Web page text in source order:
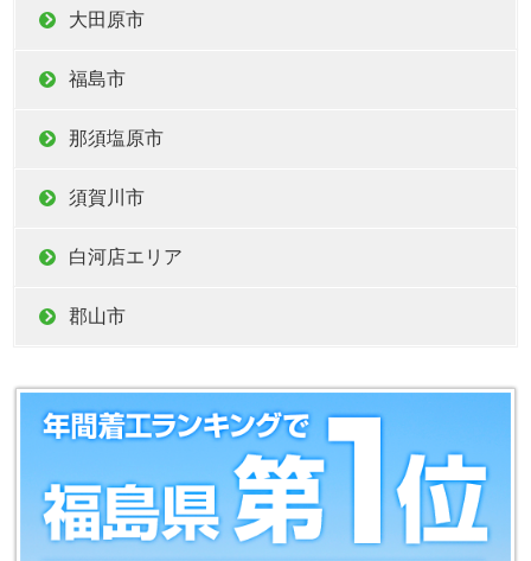
大田原市
福島市
那須塩原市
須賀川市
白河店エリア
郡山市